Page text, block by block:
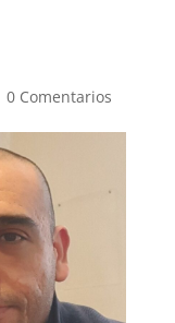
0 Comentarios